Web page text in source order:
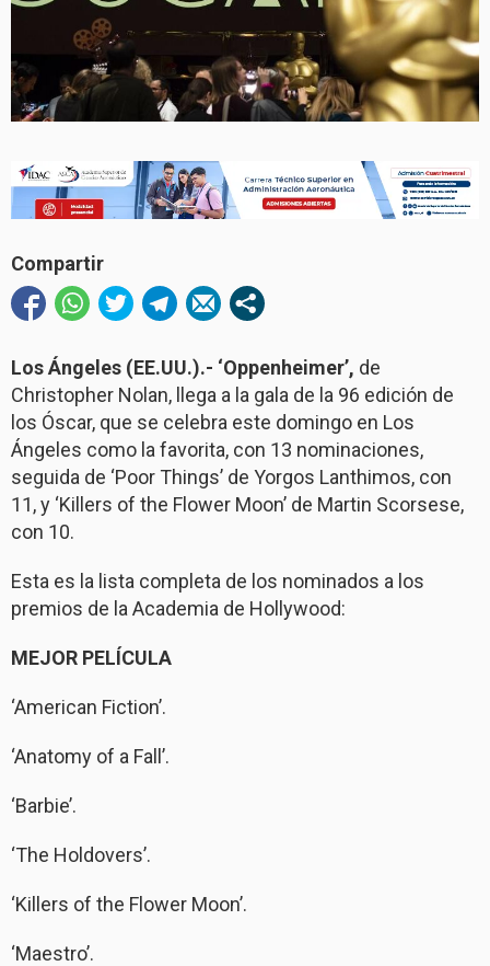
Compartir
Los Ángeles (EE.UU.).- ‘Oppenheimer’, de
Christopher Nolan, llega a la gala de la 96 edición de
los Óscar, que se celebra este domingo en Los
Ángeles como la favorita, con 13 nominaciones,
seguida de ‘Poor Things’ de Yorgos Lanthimos, con
11, y ‘Killers of the Flower Moon’ de Martin Scorsese,
con 10.
Esta es la lista completa de los nominados a los
premios de la Academia de Hollywood:
MEJOR PELÍCULA
‘American Fiction’.
‘Anatomy of a Fall’.
‘Barbie’.
‘The Holdovers’.
‘Killers of the Flower Moon’.
‘Maestro’.